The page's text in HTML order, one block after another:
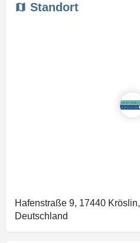
Standort
Hafenstraße 9, 17440 Kröslin,
Deutschland